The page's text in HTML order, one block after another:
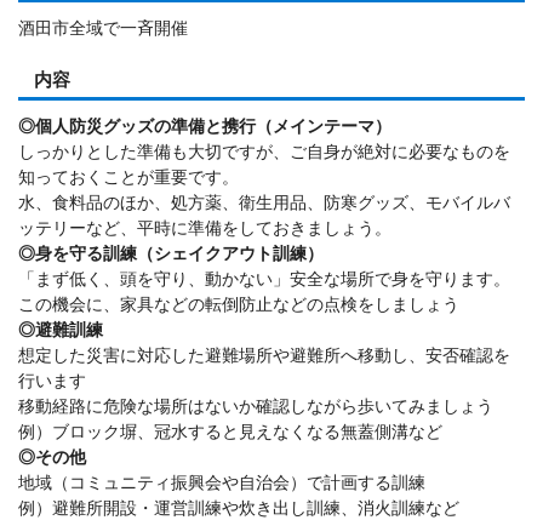
酒田市全域で一斉開催
内容
◎個人防災グッズの準備と携行（メインテーマ）
しっかりとした準備も大切ですが、ご自身が絶対に必要なものを
知っておくことが重要です。
水、食料品のほか、処方薬、衛生用品、防寒グッズ、モバイルバ
ッテリーなど、平時に準備をしておきましょう。
◎身を守る訓練（シェイクアウト訓練）
「まず低く、頭を守り、動かない」安全な場所で身を守ります。
この機会に、家具などの転倒防止などの点検をしましょう
◎避難訓練
想定した災害に対応した避難場所や避難所へ移動し、安否確認を
行います
移動経路に危険な場所はないか確認しながら歩いてみましょう
例）ブロック塀、冠水すると見えなくなる無蓋側溝など
◎その他
地域（コミュニティ振興会や自治会）で計画する訓練
例）避難所開設・運営訓練や炊き出し訓練、消火訓練など